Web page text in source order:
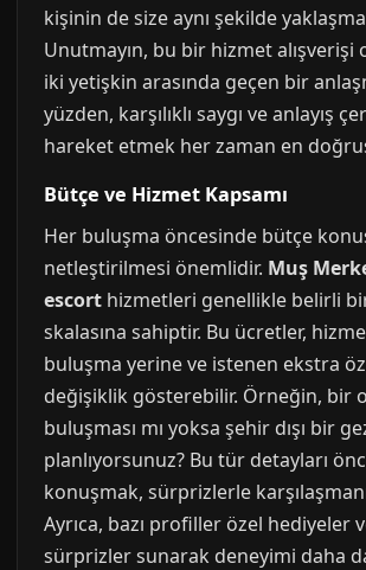
kişinin de size aynı şekilde
Unutmayın, bu bir hizmet alışverişi
iki yetişkin arasında geçen bir
yüzden, karşılıklı saygı ve anlayış
hareket etmek her zaman en
Bütçe ve Hizmet Kapsamı
Her buluşma öncesinde bütçe
netleştirilmesi önemlidir. Muş
escort hizmetleri genellikle belirli
skalasına sahiptir. Bu ücretler,
buluşma yerine ve istenen ekstra
değişiklik gösterebilir. Örneğin, bir
buluşması mı yoksa şehir dışı bir
planlıyorsunuz? Bu tür detayları
konuşmak, sürprizlerle
Ayrıca, bazı profiller özel hediyeler
sürprizler sunarak deneyimi daha